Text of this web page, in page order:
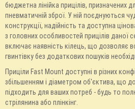
бюджетна лінійка прицілів, призначених
пневматичній зброї. У ній поєднуються
конструкції, надійність та доступна
з головних особливостей прицілів даної
включає наявність кілець, що дозволяє
гвинтівку без додаткових пошуків
Приціли Fast Mount доступні в різних
збільшенням і діаметром об'єктива, що
підходить для ваших потреб - будь то
стрілянина або плінкінг.